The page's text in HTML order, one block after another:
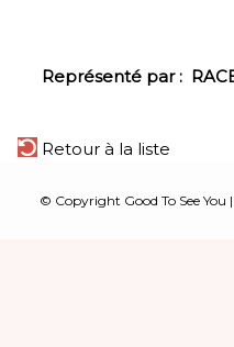
Représenté par :
Retour à la liste
© Copyright Good To See You |